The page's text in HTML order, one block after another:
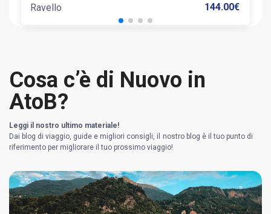
Ravello
144.00€
Cosa c’è di Nuovo in
AtoB?
Leggi il nostro ultimo materiale!
Dai blog di viaggio, guide e migliori consigli, il nostro blog è il tuo punto di
riferimento per migliorare il tuo prossimo viaggio!